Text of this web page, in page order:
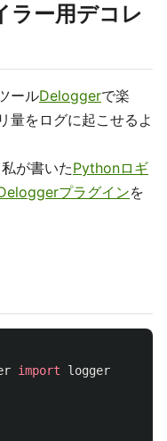
ラー用デコレ
ールDeloggerで楽
量をログに起こせるよ
が書いたPythonロギ
プラグインを
import logger